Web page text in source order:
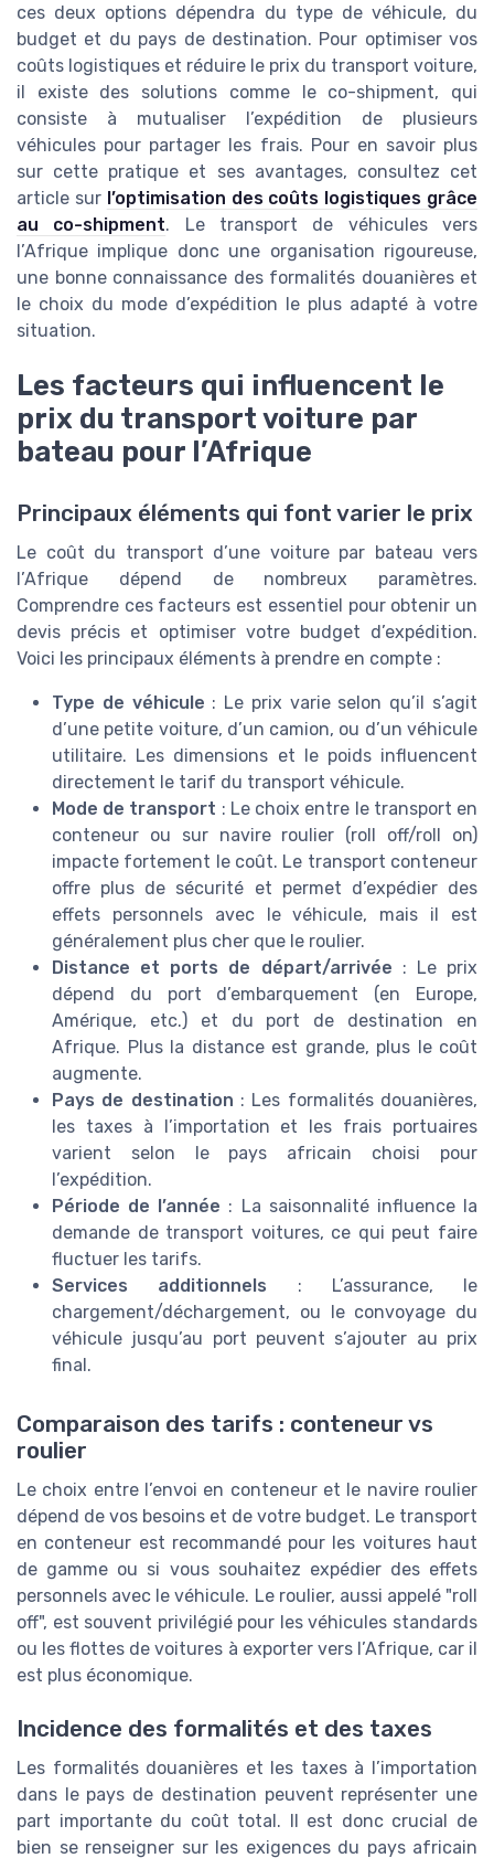
ces deux options dépendra du type de véhicule, du
budget et du pays de destination. Pour optimiser vos
coûts logistiques et réduire le prix du transport voiture,
il existe des solutions comme le co-shipment, qui
consiste à mutualiser l’expédition de plusieurs
véhicules pour partager les frais. Pour en savoir plus
sur cette pratique et ses avantages, consultez cet
article sur l’optimisation des coûts logistiques grâce
au co-shipment. Le transport de véhicules vers
l’Afrique implique donc une organisation rigoureuse,
une bonne connaissance des formalités douanières et
le choix du mode d’expédition le plus adapté à votre
situation.
Les facteurs qui influencent le
prix du transport voiture par
bateau pour l’Afrique
Principaux éléments qui font varier le prix
Le coût du transport d’une voiture par bateau vers
l’Afrique dépend de nombreux paramètres.
Comprendre ces facteurs est essentiel pour obtenir un
devis précis et optimiser votre budget d’expédition.
Voici les principaux éléments à prendre en compte :
Type de véhicule : Le prix varie selon qu’il s’agit
d’une petite voiture, d’un camion, ou d’un véhicule
utilitaire. Les dimensions et le poids influencent
directement le tarif du transport véhicule.
Mode de transport : Le choix entre le transport en
conteneur ou sur navire roulier (roll off/roll on)
impacte fortement le coût. Le transport conteneur
offre plus de sécurité et permet d’expédier des
effets personnels avec le véhicule, mais il est
généralement plus cher que le roulier.
Distance et ports de départ/arrivée : Le prix
dépend du port d’embarquement (en Europe,
Amérique, etc.) et du port de destination en
Afrique. Plus la distance est grande, plus le coût
augmente.
Pays de destination : Les formalités douanières,
les taxes à l’importation et les frais portuaires
varient selon le pays africain choisi pour
l’expédition.
Période de l’année : La saisonnalité influence la
demande de transport voitures, ce qui peut faire
fluctuer les tarifs.
Services additionnels : L’assurance, le
chargement/déchargement, ou le convoyage du
véhicule jusqu’au port peuvent s’ajouter au prix
final.
Comparaison des tarifs : conteneur vs
roulier
Le choix entre l’envoi en conteneur et le navire roulier
dépend de vos besoins et de votre budget. Le transport
en conteneur est recommandé pour les voitures haut
de gamme ou si vous souhaitez expédier des effets
personnels avec le véhicule. Le roulier, aussi appelé "roll
off", est souvent privilégié pour les véhicules standards
ou les flottes de voitures à exporter vers l’Afrique, car il
est plus économique.
Incidence des formalités et des taxes
Les formalités douanières et les taxes à l’importation
dans le pays de destination peuvent représenter une
part importante du coût total. Il est donc crucial de
bien se renseigner sur les exigences du pays africain